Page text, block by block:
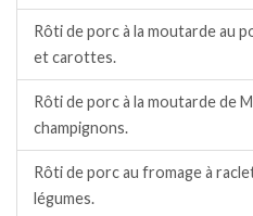
Rôti de porc à la moutarde au
et carottes.
Rôti de porc à la moutarde de
champignons.
Rôti de porc au fromage à
légumes.